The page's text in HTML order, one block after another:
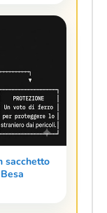
sacchetto